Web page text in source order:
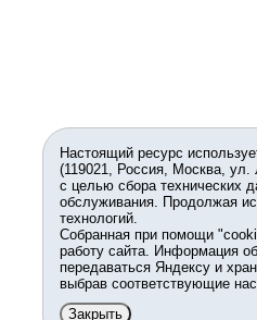
Настоящий ресурс
(119021, Россия, Москва,
с целью сбора технических
обслуживания. Продолжая
технологий.
Собранная при помощи
работу сайта. Информация
передаваться Яндексу и
выбрав соответствующие
Закрыть